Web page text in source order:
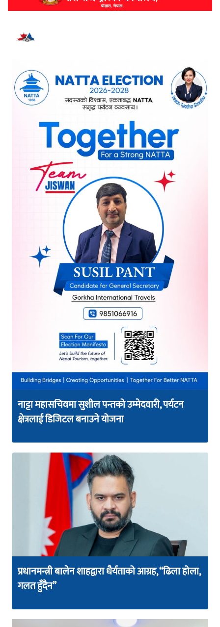
नाट्टा महासचिवमा सुशील पन्तको उम्मेदवारी, पर्यटन
क्षेत्रलाई डिजिटल बनाउने योजना
प्रधानमन्त्री बालेन शाहद्वारा धैर्यताको आग्रह, “ढिला होला,
गलत हुँदैन”